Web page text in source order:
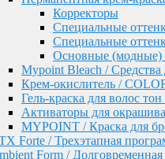
Revival / Для
Anti Yellow / Для
Express / Для
Colorfix / Для
SERVICE /
/ Средства ухода
REPAIR / Для
MOISTURE / Для
VOLUME / Для
COLOR CARE / Для
COLOR / Для
Корректоры
Специальные
Специальные
Основные (модные)
Mypoint Bleach / Средства
Крем-окислитель /
Гель-краска для волос
Активаторы для
MYPOINT / Краска для
Forte / Трехэтапная
Form / Долговременная